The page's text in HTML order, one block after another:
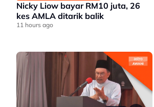
Nicky Liow bayar RM10 juta, 26
kes AMLA ditarik balik
11 hours ago